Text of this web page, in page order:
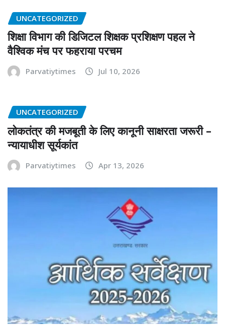
UNCATEGORIZED
शिक्षा विभाग की डिजिटल शिक्षक प्रशिक्षण पहल ने
वैश्विक मंच पर फहराया परचम
Parvatiytimes Jul 10, 2026
UNCATEGORIZED
लोकतंत्र की मजबूती के लिए कानूनी साक्षरता जरूरी –
न्यायाधीश सूर्यकांत
Parvatiytimes Apr 13, 2026